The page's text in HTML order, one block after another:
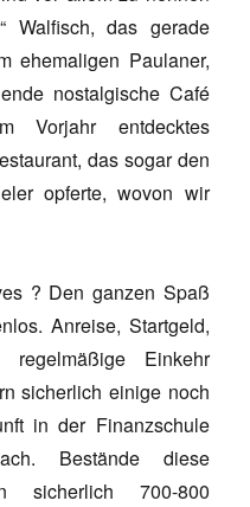
Walfisch, das gerade
ehemaligen Paulaner,
nostalgische Café
entdecktes
das sogar den
opferte, wovon wir
? Den ganzen Spaß
Anreise, Startgeld,
regelmäßige Einkehr
sicherlich einige noch
in der Finanzschule
Bestände diese
sicherlich 700-800